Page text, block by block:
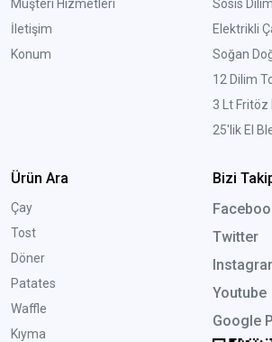
Müşteri Hizmetleri
İletişim
Konum
Sosis
Elektrikli
Soğan
12 Dilim
3 Lt Fritöz
25'lik El
Ürün Ara
Çay
Tost
Döner
Patates
Waffle
Kıyma
Bizi
Twitter
Youtube
Google